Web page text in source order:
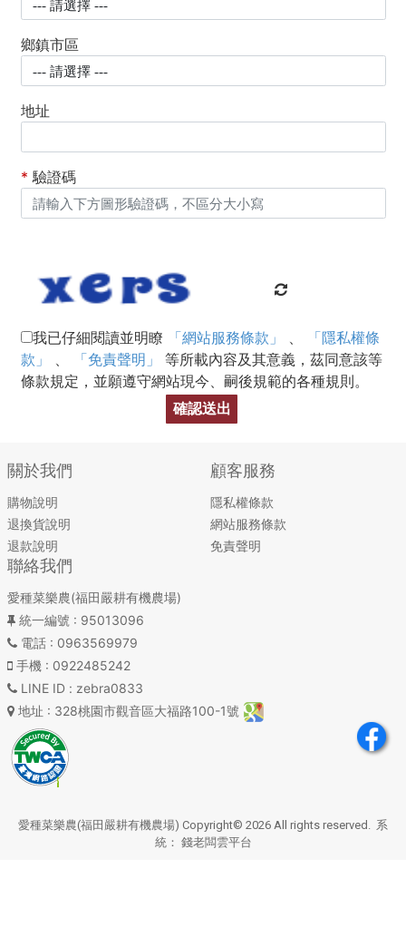
鄉鎮市區
地址
* 驗證碼
我已仔細閱讀並明瞭 「網站服務條款」 、
「隱私權條
款」
、 「免責聲明」
等所載內容及其意義，茲同意該等
條款規定，並願遵守網站現今、嗣後規範的各種規則。
確認送出
關於我們
購物說明
退換貨說明
退款說明
顧客服務
隱私權條款
網站服務條款
免責聲明
聯絡我們
愛種菜樂農(福田嚴耕有機農場)
統一編號 : 95013096
電話: 0963569979
手機 : 0922485242
LINE ID : zebra0833
地址 : 328桃園市觀音區大福路100-1號
愛種菜樂農(福田嚴耕有機農場) Copyright© 2026 All rights reserved. 系
統： 錢老闆雲平台